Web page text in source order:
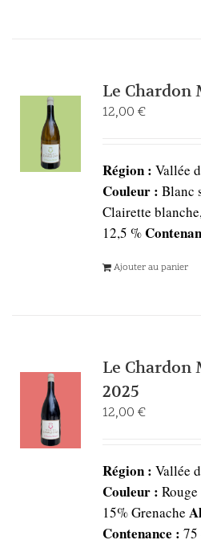
Le Chardon
12,00 €
Région : Vallée
Couleur : Blanc
Clairette
12,5 %
Ajouter au panier
Le Chardon
2025
12,00 €
Région : Vallée
Couleur : Rouge
15% Grenache
Contenance :